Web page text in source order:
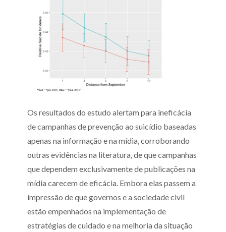
Os resultados do estudo alertam para ineficácia
de campanhas de prevenção ao suicídio baseadas
apenas na informação e na mídia, corroborando
outras evidências na literatura, de que campanhas
que dependem exclusivamente de publicações na
mídia carecem de eficácia. Embora elas passem a
impressão de que governos e a sociedade civil
estão empenhados na implementação de
estratégias de cuidado e na melhoria da situação